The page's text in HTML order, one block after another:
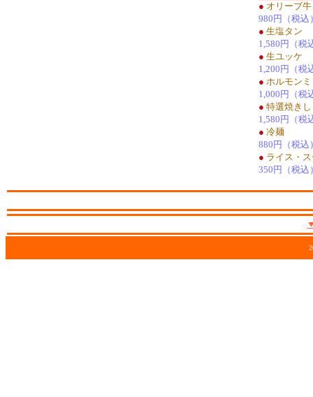
● オリーブ
980円（税込
● 生塩タン
1,580円（税
● 生ユッケ
1,200円（税
● ホルモン
1,000円（税
● 特選焼き
1,580円（税
● 冷麺
880円（税込
● ライス・
350円（税込